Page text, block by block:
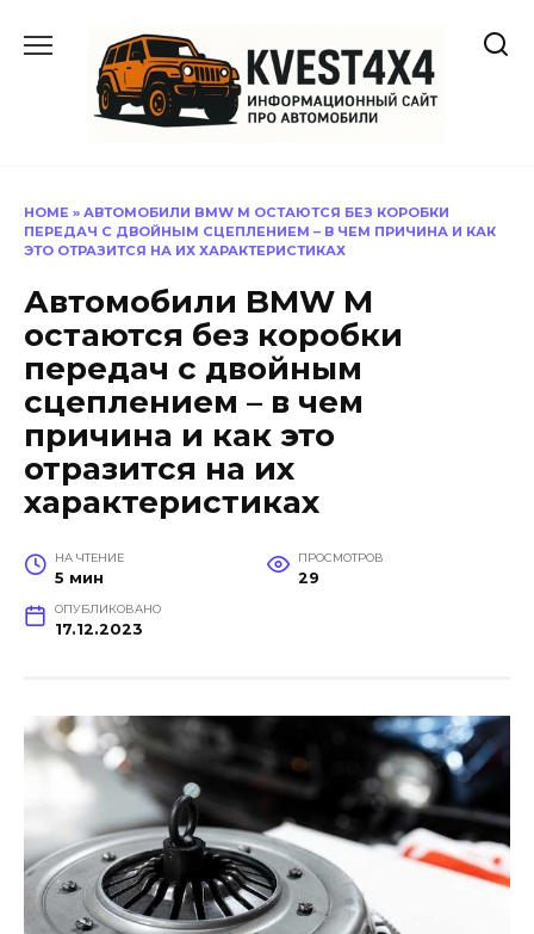
содержанию
HOME » АВТОМОБИЛИ BMW M ОСТАЮТСЯ БЕЗ КОРОБКИ
ПЕРЕДАЧ С ДВОЙНЫМ СЦЕПЛЕНИЕМ – В ЧЕМ ПРИЧИНА И КАК
ЭТО ОТРАЗИТСЯ НА ИХ ХАРАКТЕРИСТИКАХ
Автомобили BMW M
остаются без коробки
передач с двойным
сцеплением – в чем
причина и как это
отразится на их
характеристиках
НА ЧТЕНИЕ
5 мин
ПРОСМОТРОВ
29
ОПУБЛИКОВАНО
17.12.2023